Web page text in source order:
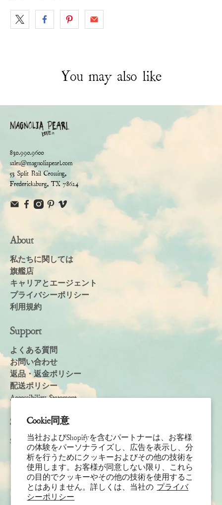
Cookie同意
当社およびShopifyを含むパートナーは、お客様
の体験をパーソナライズし、広告を表示し、分
析を行うためにクッキーおよびその他の技術を
使用します。お客様が同意しない限り、これら
の目的でクッキーやその他の技術を使用するこ
とはありません。詳しくは、当社の プライバ
シーポリシー
You may also like
830.990.9600
sales@magnoliapearl.com
53 Split Rail Crossing,
Fredericksburg, TX 78624
About
私たちに関しては
旗艦店
キャリアとエージェント
プライバシーポリシー
利用規約
Support
よくある質問
お問い合わせ
返品・返金ポリシー
配送ポリシー
Accessibility Statement
Subscribe
Sign up to receive the latest news & connect with your stylist
名
姓